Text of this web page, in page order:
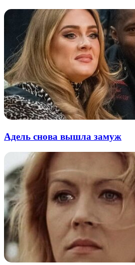
Адель снова вышла замуж